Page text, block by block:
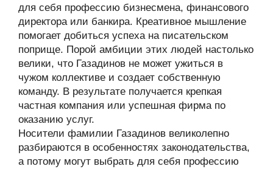
для себя профессию бизнесмена, финансового
директора или банкира. Креативное мышление
помогает добиться успеха на писательском
поприще. Порой амбиции этих людей настолько
велики, что Газадинов не может ужиться в
чужом коллективе и создает собственную
команду. В результате получается крепкая
частная компания или успешная фирма по
оказанию услуг.
Носители фамилии Газадинов великолепно
разбираются в особенностях законодательства,
а потому могут выбрать для себя профессию